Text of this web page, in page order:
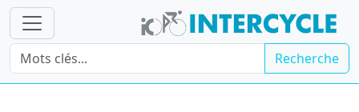
Recherche